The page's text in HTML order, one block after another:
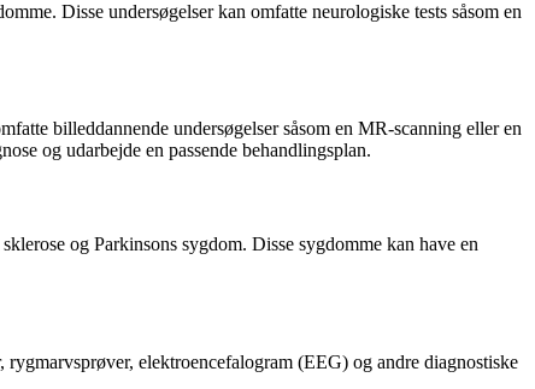
Disse undersøgelser kan omfatte neurologiske tests såsom en
billeddannende undersøgelser såsom en MR-scanning eller en
og udarbejde en passende behandlingsplan.
og Parkinsons sygdom. Disse sygdomme kan have en
elektroencefalogram (EEG) og andre diagnostiske